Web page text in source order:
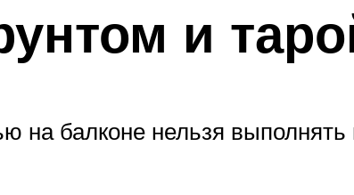
и
на балконе нельзя